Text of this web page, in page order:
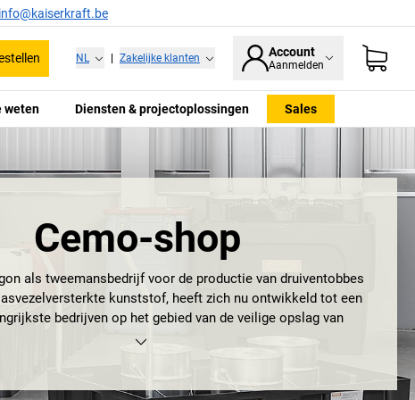
info@kaiserkraft.be
NL Zakelijke klanten Account
Aanmelden
weten Diensten & projectoplossingen Sales
Cemo-shop
als tweemansbedrijf voor de productie van druiventobbes
kunststof, heeft zich nu ontwikkeld tot een
bedrijven op het gebied van de veilige opslag van
stoffen en de productie van specifieke gietproducten van
in Schnelldorf en Weinstadt alsook verkooppartners in